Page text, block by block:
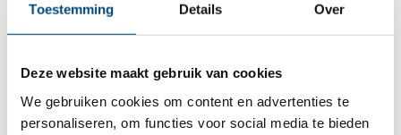
Toestemming Details Over
Deze website maakt gebruik van cookies
We gebruiken cookies om content en advertenties te
personaliseren, om functies voor social media te bieden
Jaarstukken Entrea Onderwijs 2023